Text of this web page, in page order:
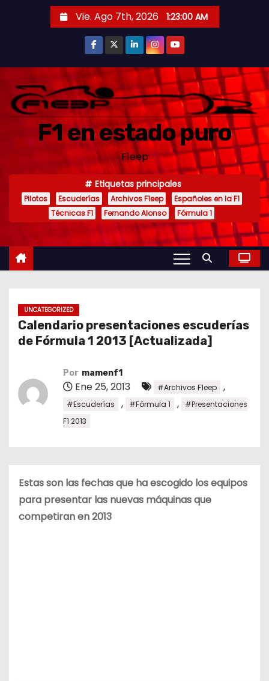
i
Vie. Ago 7th, 2026 1:23:01 AM
F1 en estado puro
F1eep
Etiquetas principales
Pilotos Escuderías Archivos F1eep
Españoles en la F1
Técnicas F1
Fernando Alonso Fórmula 1
UNCATEGORIZED
Calendario presentaciones escuderías
de Fórmula 1 2013 [Actualizada]
Por mamenf1
Ene 25, 2013 #Archivos F1eep ,
#Escuderías , #Fórmula 1 ,
#Presentaciones
F1 2013
Estas son las fechas que ha escogido los equipos
para presentar las nuevas máquinas que
competiran en 2013